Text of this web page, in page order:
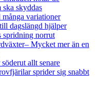
skyddas
variationer
dagslängd hjälper
spridning norrut
Mycket mer än en
allt senare
sprider sig snabbt